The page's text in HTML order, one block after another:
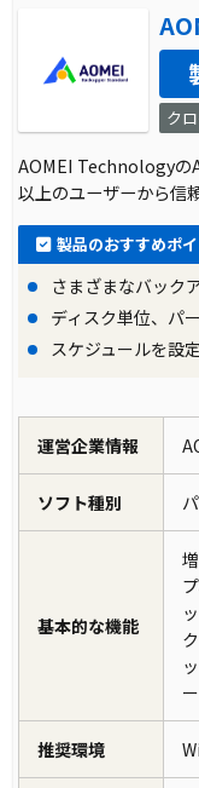
ク
AOMEI Technologyの
以上のユーザーから信
製品のおすすめポ
さまざまなバック
ディスク単位、パ
スケジュールを設
運営企業情報
ソフト種別
基本的な機能
推奨環境